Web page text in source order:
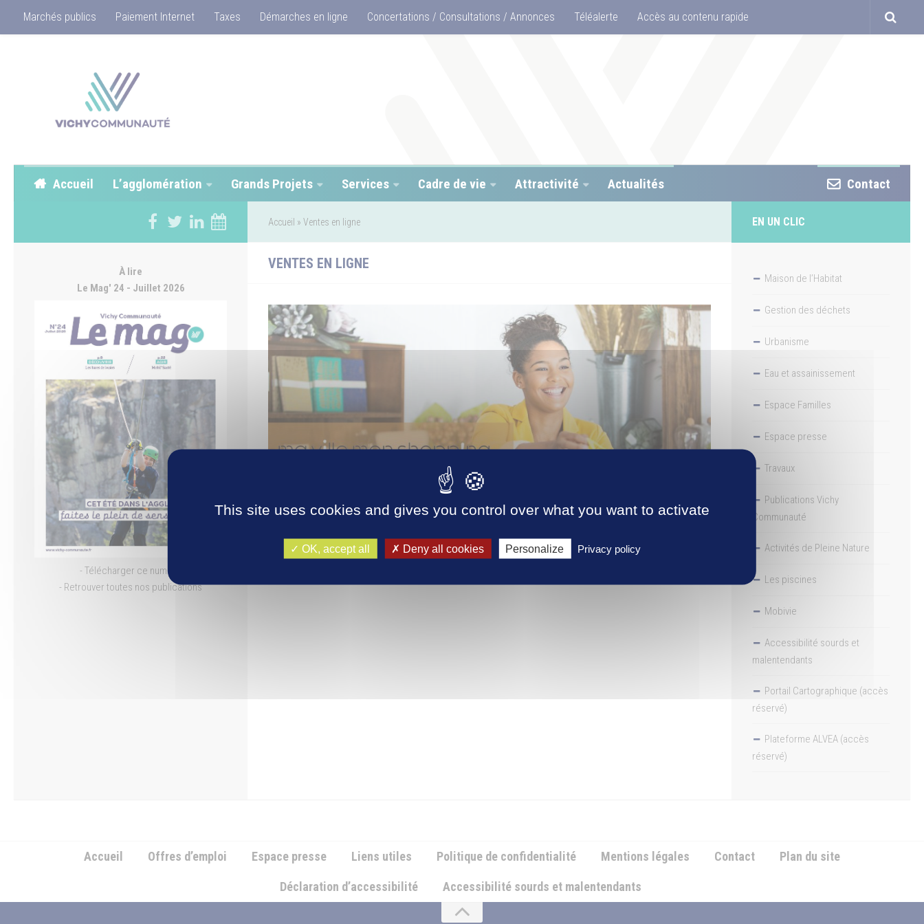
Marchés publics Paiement Internet Taxes Démarches en ligne Concertations / Consultations / Annonces Téléalerte Accès au contenu rapide
Accueil L’agglomération Grands Projets Services Cadre de vie Attractivité Actualités Contact
Accueil » Ventes en ligne
VENTES EN LIGNE
Retrouvez quelques-uns de nos producteurs et artisans locaux sur la plateformeMa Ville Mon
Shopping
À lire
Le Mag' 24 - Juillet 2026
- Télécharger ce numéro
- Retrouver toutes nos publications
EN UN CLIC
Maison de l’Habitat
Gestion des déchets
Urbanisme
Eau et assainissement
Espace Familles
Espace presse
Travaux
Publications Vichy
Communauté
Activités de Pleine Nature
Les piscines
Mobivie
Accessibilité sourds et
malentendants
Portail Cartographique (accès
réservé)
Plateforme ALVEA (accès
réservé)
Accueil Offres d’emploi Espace presse Liens utiles Politique de confidentialité Mentions légales Contact Plan du site
Déclaration d’accessibilité Accessibilité sourds et malentendants
This site uses cookies and gives you control over what you want to activate
OK, accept all Deny all cookies Personalize Privacy policy